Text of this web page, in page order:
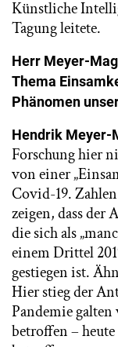
Künstliche
Tagung leitete.
Herr Meyer-
Thema
Phänomen
Hendrik Meyer-
Forschung hier
von einer
Covid-19.
zeigen, dass der
die sich als
einem Drittel
gestiegen ist.
Hier stieg der
Pandemie
betroffen –